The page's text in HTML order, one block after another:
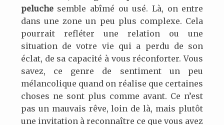
peluchesemble abîmé ou usé. Là, on entre
dans une zone un peu plus complexe. Cela
pourrait refléter une relation ou une
situation de votre vie qui a perdu de son
éclat, de sa capacité à vous réconforter. Vous
savez, ce genre de sentiment un peu
mélancolique quand on réalise que certaines
choses ne sont plus comme avant. Ce n’est
pas un mauvais rêve, loin de là, mais plutôt
une invitation à reconnaître ce que vous avez